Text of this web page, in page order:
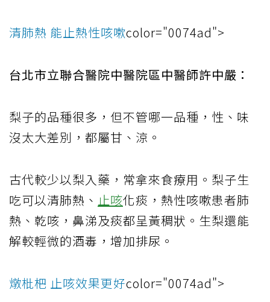
清肺熱 能止熱性咳嗽color="0074ad">
台北市立聯合醫院中醫院區中醫師許中嚴：
梨子的品種很多，但不管哪一品種，性、味
沒太大差別，都屬甘、涼。
古代較少以梨入藥，常拿來食療用。梨子生
吃可以清肺熱、 止咳化痰，熱性咳嗽患者肺
熱、乾咳，鼻涕及痰都呈黃稠狀。生梨還能
解較輕微的酒毒，增加排尿。
燉枇杷 止咳效果更好color="0074ad">